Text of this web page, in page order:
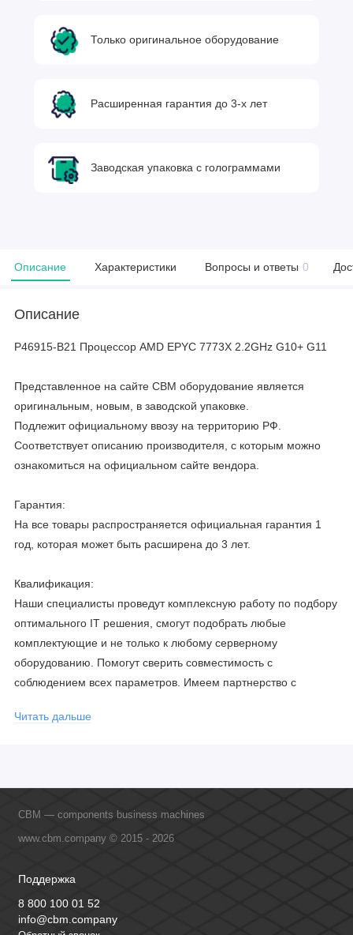
Только оригинальное оборудование
Расширенная гарантия до 3-х лет
Заводская упаковка с голограммами
Описание Характеристики Вопросы и ответы 0
Описание
P46915-B21 Процессор AMD EPYC 7773X 2.2GHz G10+ G11
Представленное на сайте CBM оборудование является
оригинальным, новым, в заводской упаковке.
Подлежит официальному ввозу на территорию РФ.
Соответствует описанию производителя, с которым можно
ознакомиться на официальном сайте вендора.
Гарантия:
На все товары распространяется официальная гарантия 1
год, которая может быть расширена до 3 лет.
Квалификация:
Наши специалисты проведут комплексную работу по подбору
оптимального IT решения, смогут подобрать любые
комплектующие и не только к любому серверному
оборудованию. Помогут сверить совместимость с
соблюдением всех параметров. Имеем партнерство с
обучение сотрудников, что позволяет исключить ошибки даже
Читать дальше
CBM — components business machines
www.cbm.company © 2015 - 2026
Поддержка
8 800 100 01 52
info@cbm.company